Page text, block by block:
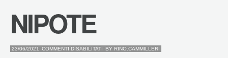
NIPOTE
23/06/2021 COMMENTI DISABILITATI SU
BY RINO.CAMMILLERI